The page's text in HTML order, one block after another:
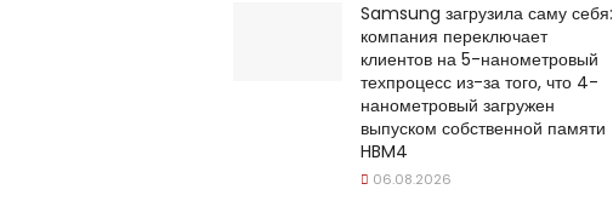
Samsung загрузила саму себя:
компания переключает
клиентов на 5-нанометровый
техпроцесс из-за того, что 4-
нанометровый загружен
выпуском собственной памяти
HBM4
06.08.2026